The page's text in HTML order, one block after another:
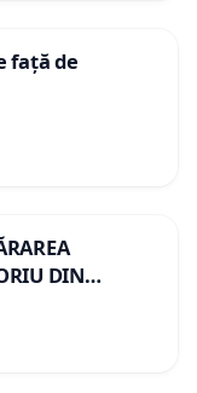
față de
DIN